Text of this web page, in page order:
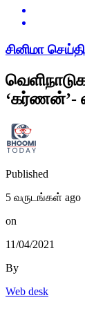
சினிமா
‘கர்ணன்’-
Published
5 வருடங்கள் ago
on
11/04/2021
By
Web desk